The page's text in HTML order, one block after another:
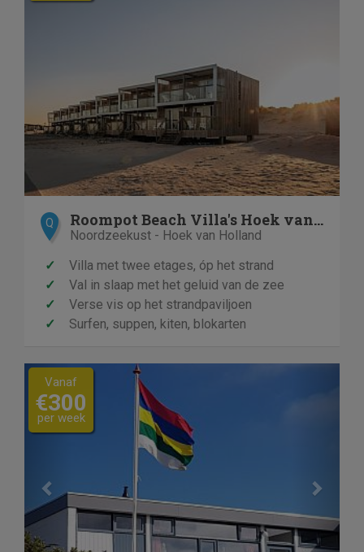
Q Roompot Beach Villa's Hoek van Holland
Noordzeekust - Hoek van Holland
✓
Villa met twee etages, óp het strand
✓
Val in slaap met het geluid van de zee
✓
Verse vis op het strandpaviljoen
✓
Surfen, suppen, kiten, blokarten
Previous
Vanaf
€300
per week